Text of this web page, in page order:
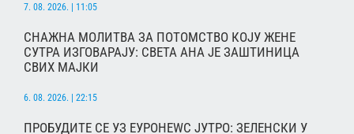
7. 08. 2026. | 11:05
СНАЖНА МОЛИТВА ЗА ПОТОМСТВО КОЈУ ЖЕНЕ
СУТРА ИЗГОВАРАЈУ: СВЕТА АНА ЈЕ ЗАШТИНИЦА
СВИХ МАЈКИ
6. 08. 2026. | 22:15
ПРОБУДИТЕ СЕ УЗ ЕУРОНЕWС ЈУТРО: ЗЕЛЕНСКИ У